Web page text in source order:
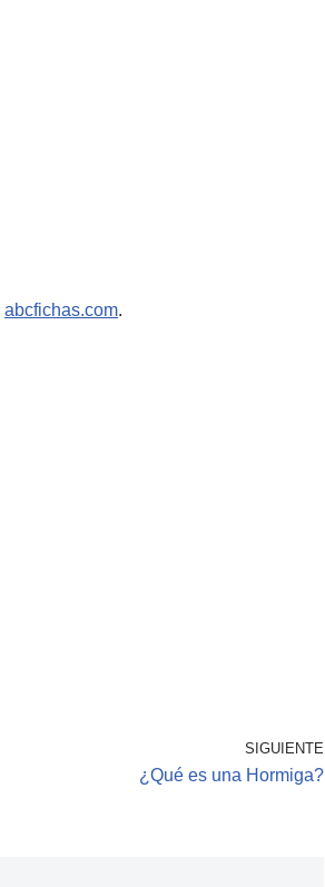
abcfichas.com.
SIGUIENTE
¿Qué es una Hormiga?